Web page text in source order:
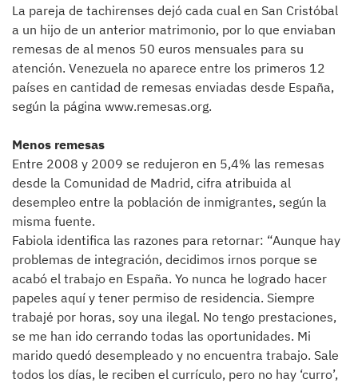
La pareja de tachirenses dejó cada cual en San Cristóbal
a un hijo de un anterior matrimonio, por lo que enviaban
remesas de al menos 50 euros mensuales para su
atención. Venezuela no aparece entre los primeros 12
países en cantidad de remesas enviadas desde España,
según la página www.remesas.org.
Menos remesas
Entre 2008 y 2009 se redujeron en 5,4% las remesas
desde la Comunidad de Madrid, cifra atribuida al
desempleo entre la población de inmigrantes, según la
misma fuente.
Fabiola identifica las razones para retornar: “Aunque hay
problemas de integración, decidimos irnos porque se
acabó el trabajo en España. Yo nunca he logrado hacer
papeles aquí y tener permiso de residencia. Siempre
trabajé por horas, soy una ilegal. No tengo prestaciones,
se me han ido cerrando todas las oportunidades. Mi
marido quedó desempleado y no encuentra trabajo. Sale
todos los días, le reciben el currículo, pero no hay ‘curro’,